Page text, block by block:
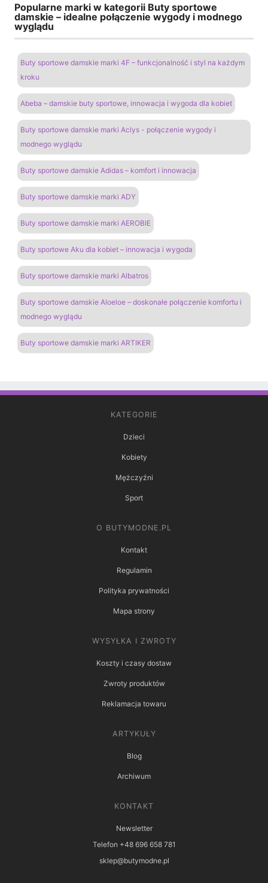
Popularne marki w kategorii Buty sportowe
damskie – idealne połączenie wygody i modnego
wyglądu
Buty sportowe damskie marki 4F – funkcjonalność i styl na każdym
kroku
Abeba – damskie buty sportowe, innowacja i wygoda dla kobiet
Buty sportowe damskie marki Aclys - połączenie wygody i
modnego wyglądu
Buty sportowe damskie Adidas – komfort i innowacja
Buty sportowe damskie marki ADY
Buty sportowe damskie marki AEROBIE
Buty sportowe Aku dla kobiet – innowacja i wygoda
Buty sportowe damskie marki Albatros
Buty sportowe damskie Aloeloe – doskonałe połączenie komfortu i
modnego wyglądu
Buty sportowe damskie marki ARTIKER
KATEGORIE
Dzieci
Kobiety
Mężczyźni
Sport
O BUTYMODNE.PL
Kontakt
Regulamin
Polityka prywatności
Mapa strony
WYSYŁKA I ZWROTY
Koszty i czasy dostaw
Zwroty produktów
Reklamacja towaru
ARTYKUŁY
Blog
Archiwum
KONTAKT
Newsletter
Telefon +48 696 658 781
sklep@butymodne.pl